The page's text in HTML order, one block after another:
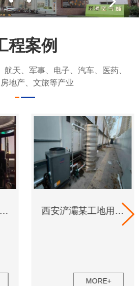
程案例
天、军事、电子、汽车、医药、
地产、文旅等产业
宝鸡连锁健身房门店用于空气能进行泳池恒温，采用菲尔诗超低温25匹热水机机组2台。 西安浐灞某工地用于空气能3匹+2吨水箱洗浴用水。
MORE+